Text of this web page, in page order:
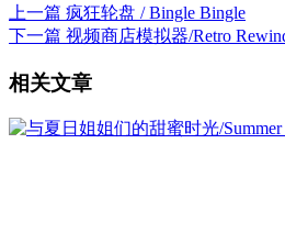
上一篇 疯狂轮盘 / Bingle Bingle
下一篇 视频商店模拟器/Retro
相关文章